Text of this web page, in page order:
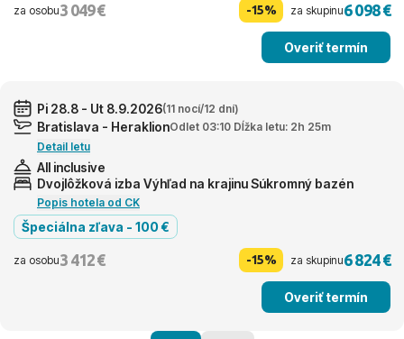
za osobu3 049 € -15% za skupinu6 098 €
Overiť termín
Pi 28.8 - Ut 8.9.2026(11 nocí/12 dní)
Bratislava - HeraklionOdlet 03:10 Dĺžka letu: 2h 25m
Detail letu
All inclusive
Dvojlôžková izba Výhľad na krajinu Súkromný bazén
Popis hotela od CK
Špeciálna zľava - 100 €
za osobu3 412 € -15% za skupinu6 824 €
Overiť termín